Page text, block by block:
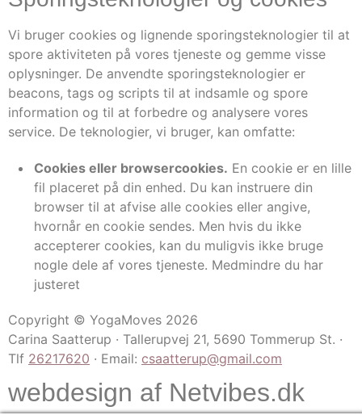
Vi bruger cookies og lignende sporingsteknologier til at
spore aktiviteten på vores tjeneste og gemme visse
oplysninger. De anvendte sporingsteknologier er
beacons, tags og scripts til at indsamle og spore
information og til at forbedre og analysere vores
service. De teknologier, vi bruger, kan omfatte:
Cookies eller browsercookies. En cookie er en lille
fil placeret på din enhed. Du kan instruere din
browser til at afvise alle cookies eller angive,
hvornår en cookie sendes. Men hvis du ikke
accepterer cookies, kan du muligvis ikke bruge
nogle dele af vores tjeneste. Medmindre du har
justeret
Copyright © YogaMoves 2026
Carina Saatterup · Tallerupvej 21, 5690 Tommerup St. ·
Tlf 26217620 · Email: csaatterup@gmail.com
webdesign af Netvibes.dk